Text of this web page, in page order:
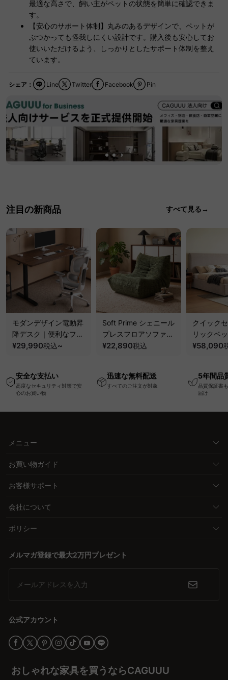
最適な高さで、飼い主がペットの状態を簡単に確認できま
す。
【安心のサポート体制】丸みのあるデザインで、ペットが
ぶつかっても怪我しにくい設計です。購入後も安心してお
使いいただけるよう、しっかりとしたサポート体制を整え
ています。
シェア： Facebook
Twitter Pin
Line
注目の新商品 すべて見る→
モダンデザイン電動昇
降デスク｜便利なフッ
ク・コンセント・
ー機能搭載ワークデス
ク
¥29,990税込~
Soft Prime シェニール
プレスフロアソファ｜
圧縮梱包で搬入しやす
ァ
¥22,890税込
クイック
リックベ
要で組み
¥58,090
安全な支払い
高度なセキュリティ対策で安
心のお買い物
迅速な無料配送
すべてのご注文が対象
5年間品
品質保証書
届け
メニュー
お買い物ガイド
お客様サポート
会社について
ポリシー
メルマガ登録で最大2万円プレゼント
メールアドレスを入力
公式アカウント
おしゃれな家具を買うならCAGUUU